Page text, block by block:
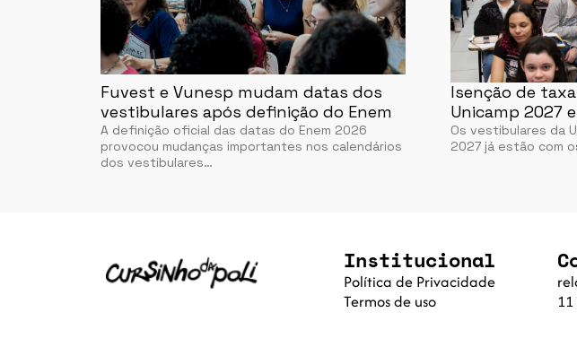
Fuvest e Vunesp mudam datas dos
vestibulares após definição do Enem
A definição oficial das datas do Enem 2026
provocou mudanças importantes nos calendários
dos vestibulares…
Isenção de
Unicamp 2027
Os vestibulares da
2027 já estão com
Institucional
Política de Privacidade
Termos de uso